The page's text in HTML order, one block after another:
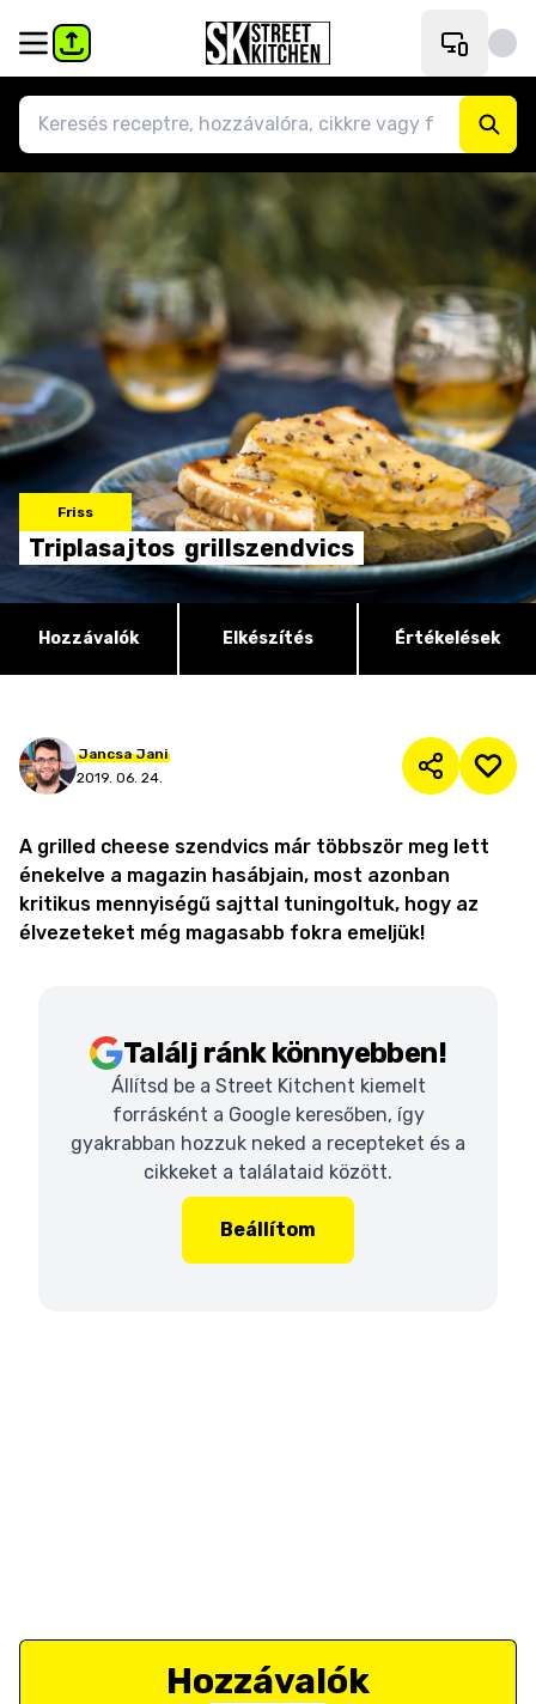
Friss
Triplasajtos grillszendvics
Hozzávalók Elkészítés Értékelések
Jancsa Jani
2019. 06. 24.
A grilled cheese szendvics már többször meg lett
énekelve a magazin hasábjain, most azonban
kritikus mennyiségű sajttal tuningoltuk, hogy az
élvezeteket még magasabb fokra emeljük!
Találj ránk könnyebben!
Állítsd be a Street Kitchent kiemelt
forrásként a Google keresőben, így
gyakrabban hozzuk neked a recepteket és a
cikkeket a találataid között.
Beállítom
Hozzávalók